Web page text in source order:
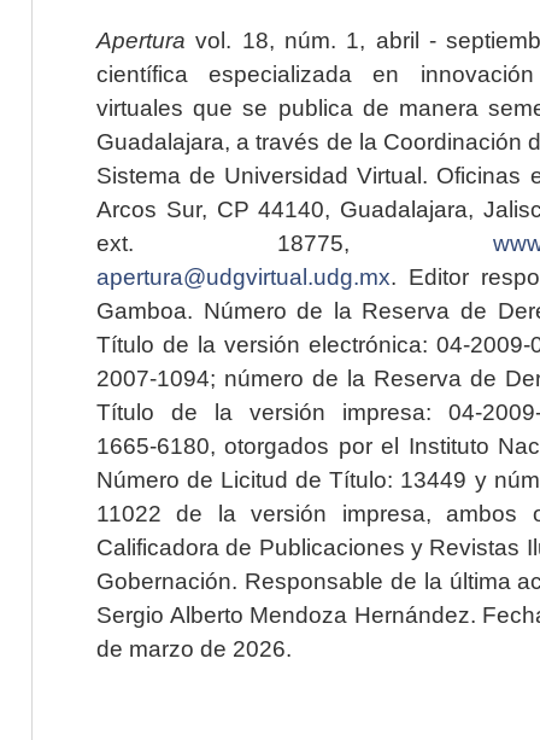
Apertura vol. 18, núm. 1, abril -
científica especializada en
virtuales que se publica de manera
Guadalajara, a través de la Coordinación
Sistema de Universidad Virtual. Oficinas
Arcos Sur, CP 44140, Guadalajara,
ext. 18775,
apertura@udgvirtual.udg.mx. Editor
Gamboa. Número de la Reserva de
Título de la versión electrónica: 04-2009-
2007-1094; número de la Reserva de
Título de la versión impresa: 04-2009-
1665-6180, otorgados por el Instituto
Número de Licitud de Título: 13449 y
11022 de la versión impresa, ambos
Calificadora de Publicaciones y Revistas
Gobernación. Responsable de la última
Sergio Alberto Mendoza Hernández.
de marzo de 2026.